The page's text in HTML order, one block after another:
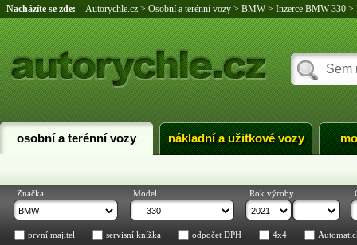
Nacházíte se zde: Autorychle.cz > Osobní a terénní vozy > BMW> Inzerce BMW 330 >
osobní a terénní vozy nákladní a užitkové vozy
Značka Model Rok výroby
první majitel servisní knížka odpočet DPH 4x4